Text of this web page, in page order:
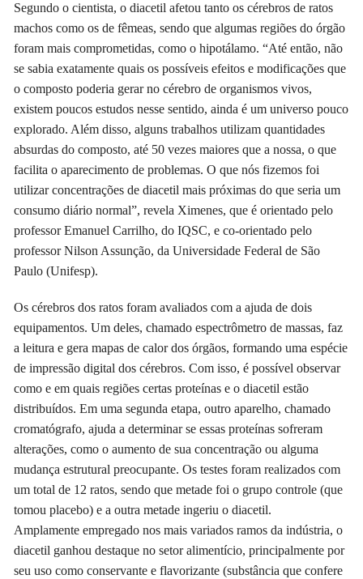
Segundo o cientista, o diacetil afetou tanto os cérebros de ratos
machos como os de fêmeas, sendo que algumas regiões do órgão
foram mais comprometidas, como o hipotálamo. “Até então, não
se sabia exatamente quais os possíveis efeitos e modificações que
o composto poderia gerar no cérebro de organismos vivos,
existem poucos estudos nesse sentido, ainda é um universo pouco
explorado. Além disso, alguns trabalhos utilizam quantidades
absurdas do composto, até 50 vezes maiores que a nossa, o que
facilita o aparecimento de problemas. O que nós fizemos foi
utilizar concentrações de diacetil mais próximas do que seria um
consumo diário normal”, revela Ximenes, que é orientado pelo
professor Emanuel Carrilho, do IQSC, e co-orientado pelo
professor Nilson Assunção, da Universidade Federal de São
Paulo (Unifesp).
Os cérebros dos ratos foram avaliados com a ajuda de dois
equipamentos. Um deles, chamado espectrômetro de massas, faz
a leitura e gera mapas de calor dos órgãos, formando uma espécie
de impressão digital dos cérebros. Com isso, é possível observar
como e em quais regiões certas proteínas e o diacetil estão
distribuídos. Em uma segunda etapa, outro aparelho, chamado
cromatógrafo, ajuda a determinar se essas proteínas sofreram
alterações, como o aumento de sua concentração ou alguma
mudança estrutural preocupante. Os testes foram realizados com
um total de 12 ratos, sendo que metade foi o grupo controle (que
tomou placebo) e a outra metade ingeriu o diacetil.
Amplamente empregado nos mais variados ramos da indústria, o
diacetil ganhou destaque no setor alimentício, principalmente por
seu uso como conservante e flavorizante (substância que confere